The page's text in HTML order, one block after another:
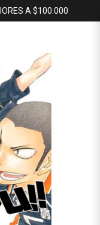
A $100.000